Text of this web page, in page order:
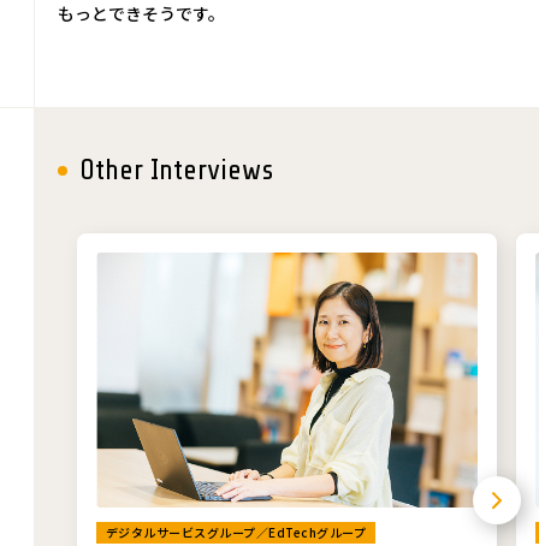
もっとできそうです。
Other Interviews
デジタルサービスグループ／EdTechグループ